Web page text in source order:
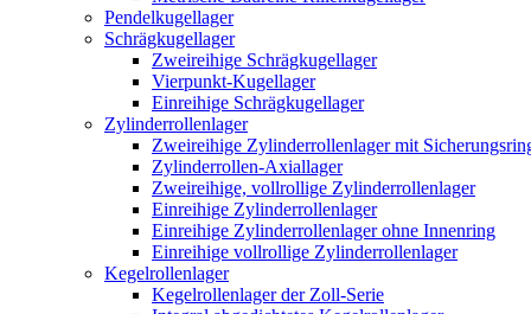
Pendelkugellager
Schrägkugellager
Zweireihige Schrägkugellager
Vierpunkt-Kugellager
Einreihige Schrägkugellager
Zylinderrollenlager
Zweireihige Zylinderrollenlager mit
Zylinderrollen-Axiallager
Zweireihige, vollrollige Zylinderrollenlager
Einreihige Zylinderrollenlager
Einreihige Zylinderrollenlager ohne Innenring
Einreihige vollrollige Zylinderrollenlager
Kegelrollenlager
Kegelrollenlager der Zoll-Serie